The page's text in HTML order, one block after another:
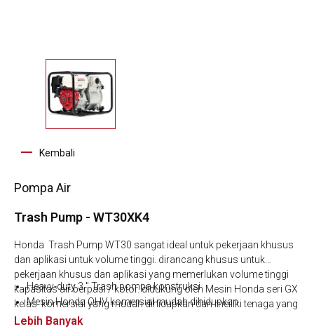
Kembali
Pompa Air
Trash Pump - WT30XK4
Honda Trash Pump WT30 sangat ideal untuk pekerjaan khusus
dan aplikasi untuk volume tinggi. dirancang khusus untuk
pekerjaan khusus dan aplikasi yang memerlukan volume tinggi
kapasitas air berpasi / kotor. didukung oleh Mesin Honda seri GX
kelas komersial yang mudah dihidupkan dan meiliki tenaga yang
handal untuk kondisi terberat.
Heavy-duty 3 " Trash pompa konstruksi
Mesin Honda OHV komersial mudah dihidupkan
Kapasitas 319.7 gal./min
Lebih Banyak